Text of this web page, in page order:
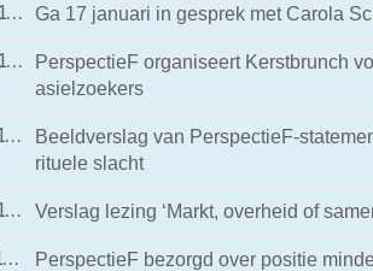
29-12-201129-12-2011 18:53
Ga 17 januari in gesprek met Carola
24-12-201124-12-2011 18:11
PerspectieF organiseert Kerstbrunch
asielzoekers
14-12-201114-12-2011 11:03
Beeldverslag van PerspectieF-
rituele slacht
14-12-201114-12-2011 09:51
Verslag lezing ‘Markt, overheid of
13-12-201113-12-2011 16:30
PerspectieF bezorgd over positie